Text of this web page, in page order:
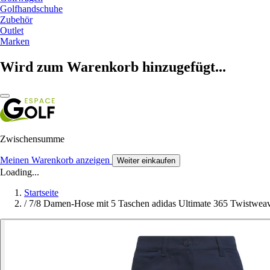
Golfhandschuhe
Zubehör
Outlet
Marken
Wird zum Warenkorb hinzugefügt...
Zwischensumme
Meinen Warenkorb anzeigen Weiter einkaufen
Loading...
Startseite
/ 7/8 Damen-Hose mit 5 Taschen adidas Ultimate 365